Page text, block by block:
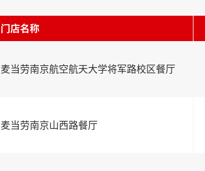
门店名称
麦当劳南京航空航天大学将军路校区餐厅
麦当劳南京山西路餐厅